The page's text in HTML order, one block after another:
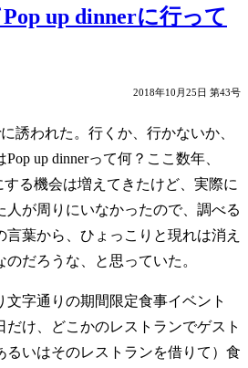
up dinnerに行って
2018年10月25日 第43号
誘われた。行くか、行かないか、
up dinnerって何？ここ数年、
する機会は増えてきたけど、実際に
人が周りにいなかったので、調べる
言葉から、ひょっこりと現れは消え
だろうな、と思っていた。
字通りの期間限定食事イベント
だけ、どこかのレストランでゲスト
るいはそのレストランを借りて）食